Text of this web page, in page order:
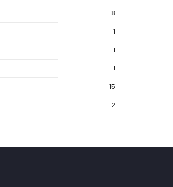
8
1
1
1
15
2